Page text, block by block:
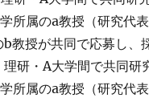
所属のa教授（研究代
b教授が共同で応募し、
理研・A大学間で共同研
所属のa教授（研究代